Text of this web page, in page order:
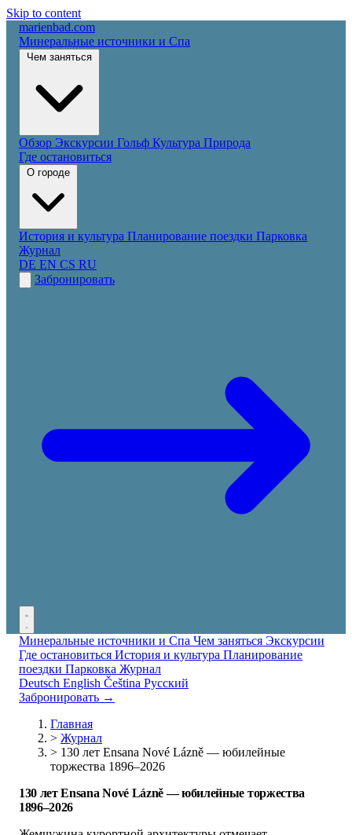
Skip to content
marienbad.com
Минеральные источники и Спа
Обзор Экскурсии Гольф Культура Природа
Где остановиться
История и культура Планирование поездки Парковка
Журнал
DE EN CS RU
Забронировать
Минеральные источники и Спа Чем заняться Экскурсии
Где остановиться История и культура Планирование
поездки Парковка Журнал
Deutsch English Čeština Русский
Забронировать →
Главная
> Журнал
> 130 лет Ensana Nové Lázně — юбилейные
торжества 1896–2026
130 лет Ensana Nové Lázně — юбилейные торжества
1896–2026